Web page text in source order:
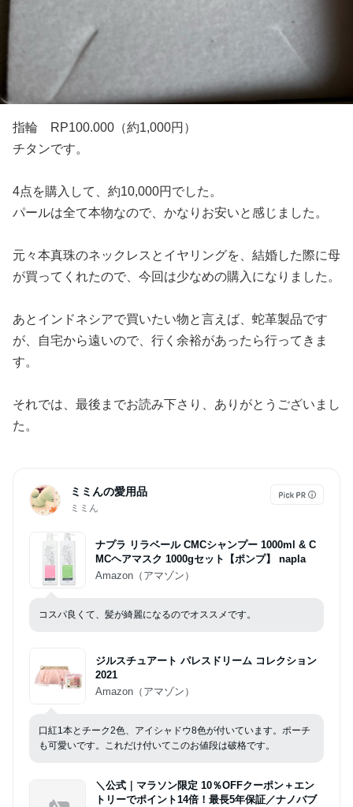
指輪 RP100.000（約1,000円）
チタンです。
4点を購入して、約10,000円でした。
パールは全て本物なので、かなりお安いと感じました。
元々本真珠のネックレスとイヤリングを、結婚した際に母
が買ってくれたので、今回は少なめの購入になりました。
あとインドネシアで買いたい物と言えば、蛇革製品です
が、自宅から遠いので、行く余裕があったら行ってきま
す。
それでは、最後までお読み下さり、ありがとうございまし
た。
ミミんの愛用品
ミミん
ナプラ リラベール CMCシャンプー 1000ml & C
MCヘアマスク 1000gセット【ポンプ】 napla
Amazon（アマゾン）
コスパ良くて、髪が綺麗になるのでオススメです。
ジルスチュアート パレスドリーム コレクション
2021
Amazon（アマゾン）
口紅1本とチーク2色、アイシャドウ8色が付いています。ポーチ
も可愛いです。これだけ付いてこのお値段は破格です。
＼公式｜マラソン限定 10％OFFクーポン＋エン
トリーでポイント14倍！最長5年保証／ナノバブ